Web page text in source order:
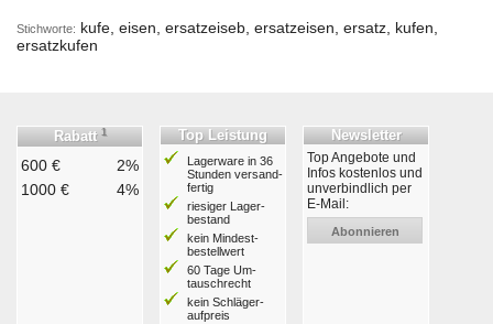
Stichworte: kufe, eisen, ersatzeiseb, ersatzeisen, ersatz, kufen,
ersatzkufen
Rabatt 1
600 €
2%
1000 €
4%
Top Leistung
Lagerware in 36
Stunden ver­sand­
fertig
riesiger Lager­
bestand
kein Mindest­
bestell­wert
60 Tage Um­
tausch­recht
kein Schläger­
aufpreis
Newsletter
Top Angebote und
Infos kostenlos und
unverbindlich per
E-Mail:
Abonnieren